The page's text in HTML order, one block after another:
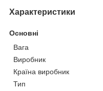
Характеристики
Основні
Вага
Виробник
Країна виробник
Тип